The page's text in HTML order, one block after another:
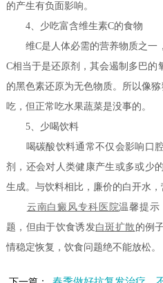
的产生有负面影响。
4、少吃富含维生素C的食物
维C是人体必需的营养物质之一
C相当于是还原剂，其会遏制多巴
的黑色素还原为无色物质。所以像
吃，但正常吃水果蔬菜是没事的。
5、少喝饮料
喝碳酸饮料通常不仅会影响口腔
剂，还会对人类健康产生或多或少
生成。与饮料相比，廉价的白开水，
云南白癜风专科医院温馨提示
题，但由于饮食诱发白斑扩散 的例
情稳定恢复，饮食问题绝不能放松。